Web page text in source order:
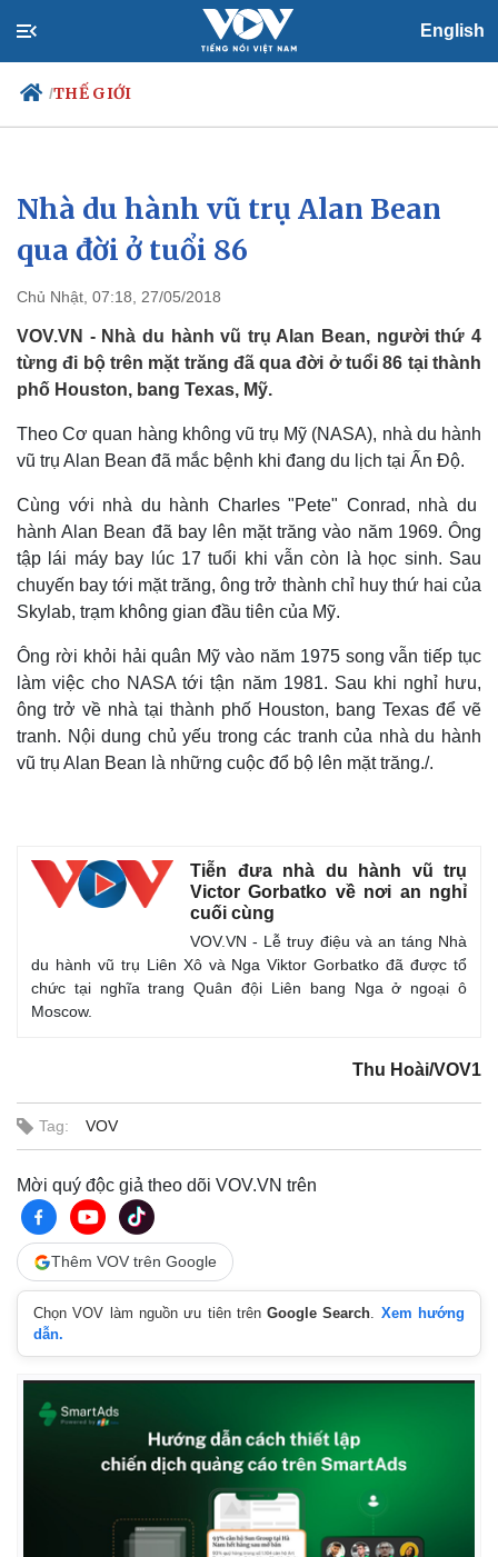
English
/THẾ GIỚI
Chính trị
Tổ chức nhân sự
Nhận diện sự thật
Xã hội
Việc làm
Biển đảo
Nhà du hành vũ trụ Alan Bean
qua đời ở tuổi 86
Chủ Nhật, 07:18, 27/05/2018
VOV.VN - Nhà du hành vũ trụ Alan Bean, người thứ 4
từng đi bộ trên mặt trăng đã qua đời ở tuổi 86 tại thành
phố Houston, bang Texas, Mỹ.
Theo Cơ quan hàng không vũ trụ Mỹ (NASA), nhà du hành
vũ trụ Alan Bean đã mắc bệnh khi đang du lịch tại Ấn Độ.
Cùng với nhà du hành Charles "Pete" Conrad, nhà du
hành Alan Bean đã bay lên mặt trăng vào năm 1969. Ông
tập lái máy bay lúc 17 tuổi khi vẫn còn là học sinh. Sau
chuyến bay tới mặt trăng, ông trở thành chỉ huy thứ hai của
Skylab, trạm không gian đầu tiên của Mỹ.
Ông rời khỏi hải quân Mỹ vào năm 1975 song vẫn tiếp tục
làm việc cho NASA tới tận năm 1981. Sau khi nghỉ hưu,
ông trở về nhà tại thành phố Houston, bang Texas để vẽ
tranh. Nội dung chủ yếu trong các tranh của nhà du hành
vũ trụ Alan Bean là những cuộc đổ bộ lên mặt trăng./.
Tiễn đưa nhà du hành vũ trụ
Victor Gorbatko về nơi an nghỉ
cuối cùng
VOV.VN - Lễ truy điệu và an táng Nhà
du hành vũ trụ Liên Xô và Nga Viktor Gorbatko đã được tổ
chức tại nghĩa trang Quân đội Liên bang Nga ở ngoại ô
Moscow.
Thu Hoài/VOV1
Tag: VOV
Mời quý độc giả theo dõi VOV.VN trên
Thêm VOV trên Google
Chọn VOV làm nguồn ưu tiên trênGoogle Search. Xem hướng
dẫn.